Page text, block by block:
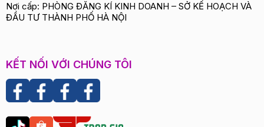
Nơi cấp: PHÒNG ĐĂNG KÍ KINH DOANH – SỞ KẾ HOẠCH VÀ
ĐẦU TƯ THÀNH PHỐ HÀ NỘI
KẾT NỐI VỚI CHÚNG TÔI